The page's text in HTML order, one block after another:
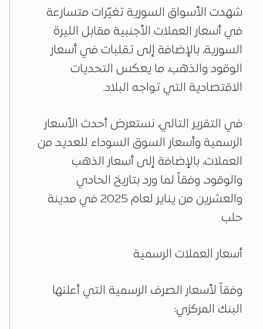
شهدت الأسواق السورية تغيّرات متسارعة
في أسعار العملات الأجنبية مقابل الليرة
السورية، بالإضافة إلى تقلبات في أسعار
الوقود والذهب، ما يعكس التحديات
الاقتصادية التي تواجه البلاد.
في التقرير التالي، نستعرض أحدث الأسعار
الرسمية وأسعار السوق السوداء للعديد من
العملات، بالإضافة إلى أسعار الذهب
والوقود، وفقاً لما ورد بتاريخ الحادي
والعشرين من يناير لعام 2025 في مدينة
حلب.
أسعار العملات الرسمية
وفقاً لأسعار الصرف الرسمية التي أعلنها
البنك المركزي: